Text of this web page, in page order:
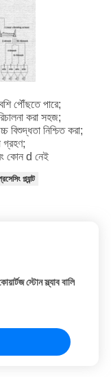
পৌঁছতে পারে;
করা সহজ;
নিশ্চিত করা;
গ্রহণ;
কোন d নেই
প্ল্যান্ট
স্টোন স্ল্যাব বালি